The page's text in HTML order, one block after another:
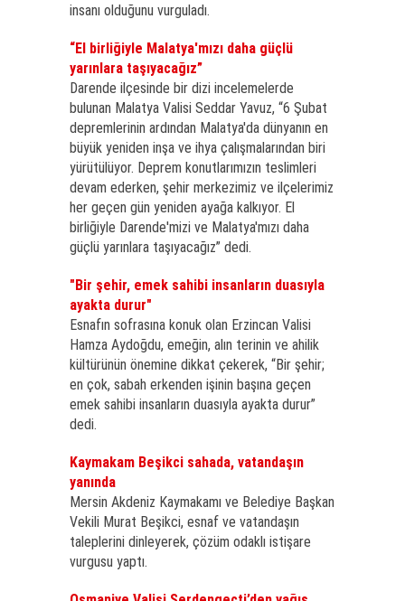
insanı olduğunu vurguladı.
“El birliğiyle Malatya'mızı daha güçlü
yarınlara taşıyacağız”
Darende ilçesinde bir dizi incelemelerde
bulunan Malatya Valisi Seddar Yavuz, “6 Şubat
depremlerinin ardından Malatya'da dünyanın en
büyük yeniden inşa ve ihya çalışmalarından biri
yürütülüyor. Deprem konutlarımızın teslimleri
devam ederken, şehir merkezimiz ve ilçelerimiz
her geçen gün yeniden ayağa kalkıyor. El
birliğiyle Darende'mizi ve Malatya'mızı daha
güçlü yarınlara taşıyacağız” dedi.
"Bir şehir, emek sahibi insanların duasıyla
ayakta durur"
Esnafın sofrasına konuk olan Erzincan Valisi
Hamza Aydoğdu, emeğin, alın terinin ve ahilik
kültürünün önemine dikkat çekerek, “Bir şehir;
en çok, sabah erkenden işinin başına geçen
emek sahibi insanların duasıyla ayakta durur”
dedi.
Kaymakam Beşikci sahada, vatandaşın
yanında
Mersin Akdeniz Kaymakamı ve Belediye Başkan
Vekili Murat Beşikci, esnaf ve vatandaşın
taleplerini dinleyerek, çözüm odaklı istişare
vurgusu yaptı.